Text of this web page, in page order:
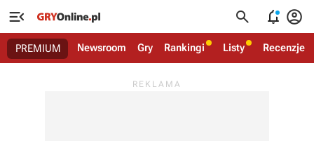
   
PREMIUM Newsroom Gry Rankingi Listy Recenzje